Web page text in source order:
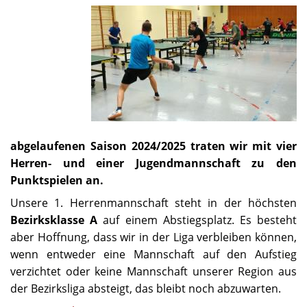
abgelaufenen Saison 2024/2025 traten wir mit vier
Herren- und einer Jugendmannschaft zu den
Punktspielen an.
Unsere 1. Herrenmannschaft steht in der höchsten
Bezirksklasse A auf einem Abstiegsplatz. Es besteht
aber Hoffnung, dass wir in der Liga verbleiben können,
wenn entweder eine Mannschaft auf den Aufstieg
verzichtet oder keine Mannschaft unserer Region aus
der Bezirksliga absteigt, das bleibt noch abzuwarten.